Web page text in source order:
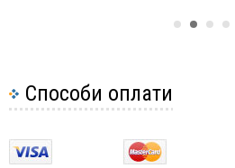
Способи оплати